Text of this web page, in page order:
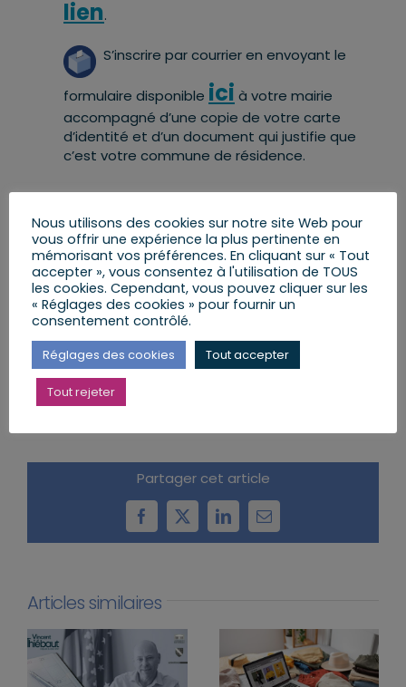
lien.
S’inscrire par courrier en envoyant le
formulaire disponible ici à votre mairie
accompagné d’une copie de votre carte
d’identité et d’un document qui justifie que
c’est votre commune de résidence.
Si vous avez un doute, vous pouvez
vérifier si vous êtes déjà inscrit ou
non en cliquantici.
Partager cet article
Facebook
X LinkedInEmail
Articles similaires
Nous utilisons des cookies sur notre site Web pour
vous offrir une expérience la plus pertinente en
mémorisant vos préférences. En cliquant sur « Tout
accepter », vous consentez à l'utilisation de TOUS
les cookies. Cependant, vous pouvez cliquer sur les
« Réglages des cookies » pour fournir un
consentement contrôlé.
Réglages des cookies Tout accepter
Tout rejeter